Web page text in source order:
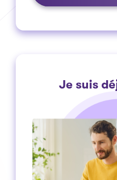
Je suis